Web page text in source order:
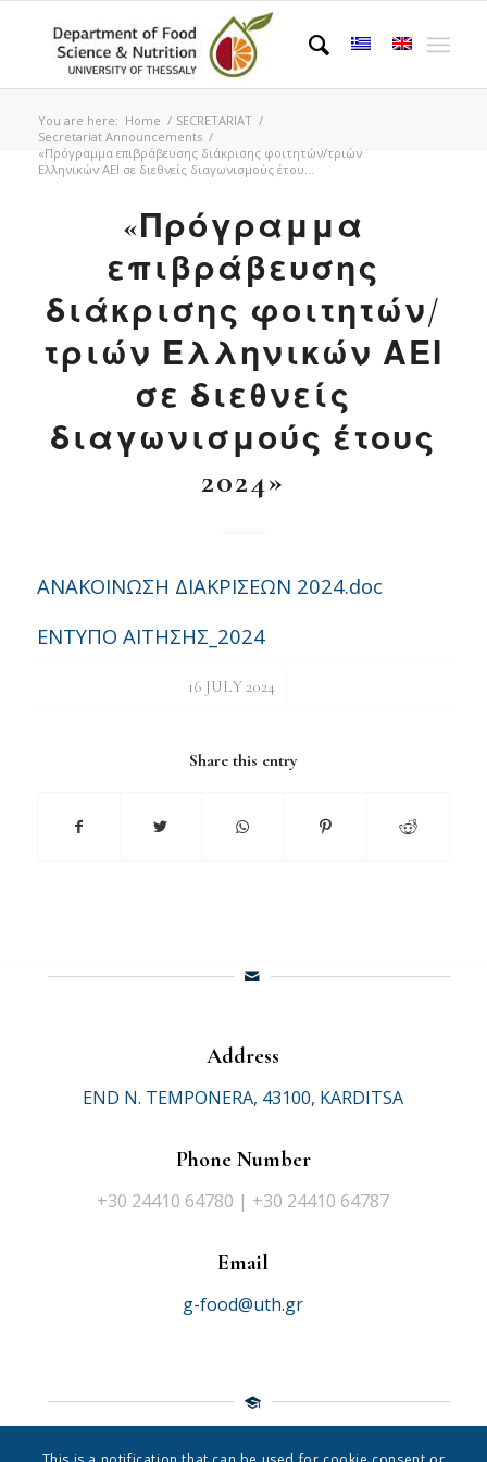
You are here: Home / SECRETARIAT /
Secretariat Announcements /
«Πρόγραμμα επιβράβευσης διάκρισης φοιτητών/τριών
Ελληνικών ΑΕΙ σε διεθνείς διαγωνισμούς έτου...
«Πρόγραμμα
επιβράβευσης
διάκρισης φοιτητών/
τριών Ελληνικών ΑΕΙ
σε διεθνείς
διαγωνισμούς έτους
2024»
ΑΝΑΚΟΙΝΩΣΗ ΔΙΑΚΡΙΣΕΩΝ 2024.doc
ΕΝΤΥΠΟ ΑΙΤΗΣΗΣ_2024
16 JULY 2024
/
Share this entry
Address
END N. TEMPONERA, 43100, KARDITSA
Phone Number
+30 24410 64780 | +30 24410 64787
Email
g-food@uth.gr